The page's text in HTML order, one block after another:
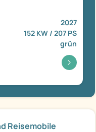
2027
152 KW / 207 PS
grün
Reisemobile